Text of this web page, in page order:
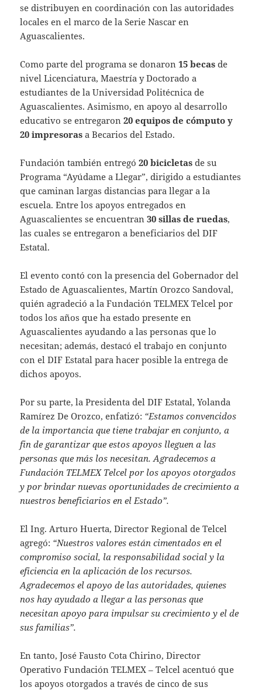
se distribuyen en coordinación con las autoridades
locales en el marco de la Serie Nascar en
Aguascalientes.
Como parte del programa se donaron15 becas de
nivel Licenciatura, Maestría y Doctorado a
estudiantes de la Universidad Politécnica de
Aguascalientes. Asimismo, en apoyo al desarrollo
educativo se entregaron20 equipos de cómputo y
20 impresoras a Becarios del Estado.
Fundación también entregó20 bicicletas de su
Programa “Ayúdame a Llegar”, dirigido a estudiantes
que caminan largas distancias para llegar a la
escuela. Entre los apoyos entregados en
Aguascalientes se encuentran30 sillas de ruedas,
las cuales se entregaron a beneficiarios del DIF
Estatal.
El evento contó con la presencia del Gobernador del
Estado de Aguascalientes, Martín Orozco Sandoval,
quién agradeció a la Fundación TELMEX Telcel por
todos los años que ha estado presente en
Aguascalientes ayudando a las personas que lo
necesitan; además, destacó el trabajo en conjunto
con el DIF Estatal para hacer posible la entrega de
dichos apoyos.
Por su parte, la Presidenta del DIF Estatal, Yolanda
Ramírez De Orozco, enfatizó: “Estamos convencidos
de la importancia que tiene trabajar en conjunto, a
fin de garantizar que estos apoyos lleguen a las
personas que más los necesitan. Agradecemos a
Fundación TELMEX Telcel por los apoyos otorgados
y por brindar nuevas oportunidades de crecimiento a
nuestros beneficiarios en el Estado”.
El Ing. Arturo Huerta, Director Regional de Telcel
agregó: “Nuestros valores están cimentados en el
compromiso social, la responsabilidad social y la
eficiencia en la aplicación de los recursos.
Agradecemos el apoyo de las autoridades, quienes
nos hay ayudado a llegar a las personas que
necesitan apoyo para impulsar su crecimiento y el de
sus familias”.
En tanto, José Fausto Cota Chirino, Director
Operativo Fundación TELMEX – Telcel acentuó que
los apoyos otorgados a través de cinco de sus